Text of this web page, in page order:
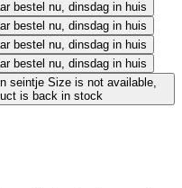
bestel nu, dinsdag in huis
bestel nu, dinsdag in huis
bestel nu, dinsdag in huis
bestel nu, dinsdag in huis
seintje Size is not available,
is back in stock